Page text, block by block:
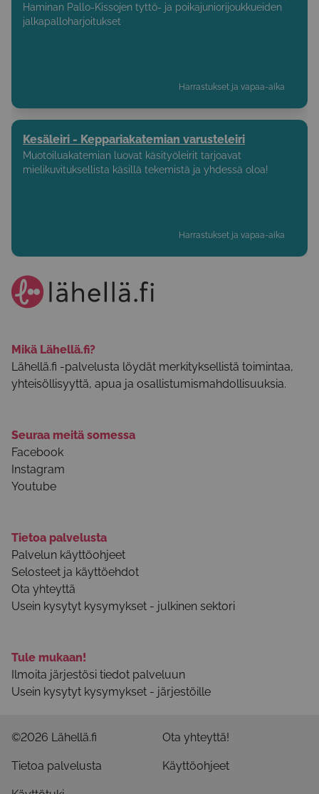
Haminan Pallo-Kissojen tyttö- ja poikajuniorijoukkueiden
jalkapalloharjoitukset
Harrastukset ja vapaa-aika
Kesäleiri - Keppariakatemian varusteleiri
Muotoiluakatemian luovat käsityöleirit tarjoavat
mielikuvituksellista käsillä tekemistä ja yhdessä oloa!
Harrastukset ja vapaa-aika
Mikä Lähellä.fi?
Lähellä.fi -palvelusta löydät merkityksellistä toimintaa,
yhteisöllisyyttä, apua ja osallistumismahdollisuuksia.
Seuraa meitä somessa
Facebook
Instagram
Youtube
Tietoa palvelusta
Palvelun käyttöohjeet
Selosteet ja käyttöehdot
Ota yhteyttä
Usein kysytyt kysymykset - julkinen sektori
Tule mukaan!
Ilmoita järjestösi tiedot palveluun
Usein kysytyt kysymykset - järjestöille
©2026 Lähellä.fi Ota yhteyttä!
Tietoa palvelusta Käyttöohjeet